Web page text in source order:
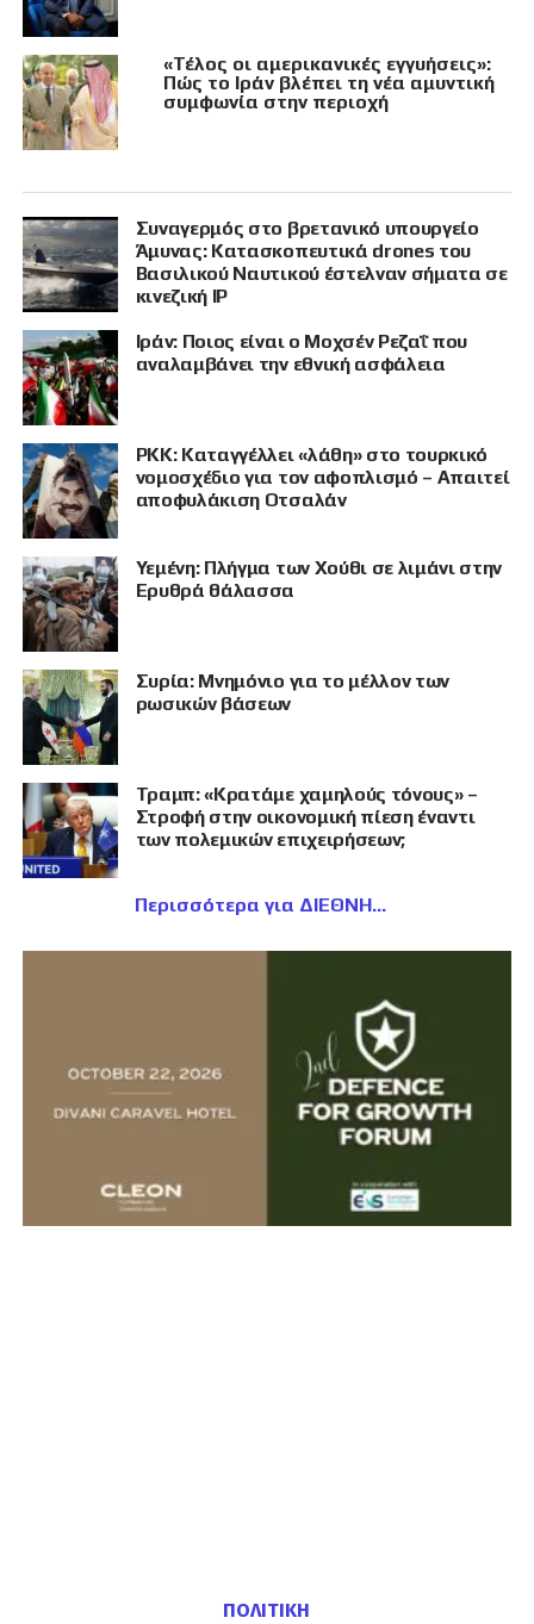
«Τέλος οι αμερικανικές εγγυήσεις»:
Πώς το Ιράν βλέπει τη νέα αμυντική
συμφωνία στην περιοχή
Συναγερμός στο βρετανικό υπουργείο
Άμυνας: Κατασκοπευτικά drones του
Βασιλικού Ναυτικού έστελναν σήματα σε
κινεζική IP
Ιράν: Ποιος είναι ο Μοχσέν Ρεζαΐ που
αναλαμβάνει την εθνική ασφάλεια
PKK: Καταγγέλλει «λάθη» στο τουρκικό
νομοσχέδιο για τον αφοπλισμό – Απαιτεί
αποφυλάκιση Οτσαλάν
Υεμένη: Πλήγμα των Χούθι σε λιμάνι στην
Ερυθρά θάλασσα
Συρία: Μνημόνιο για το μέλλον των
ρωσικών βάσεων
Τραμπ: «Κρατάμε χαμηλούς τόνους» –
Στροφή στην οικονομική πίεση έναντι
των πολεμικών επιχειρήσεων;
Περισσότερα για ΔΙΕΘΝΗ
ΠΟΛΙΤΙΚΗ